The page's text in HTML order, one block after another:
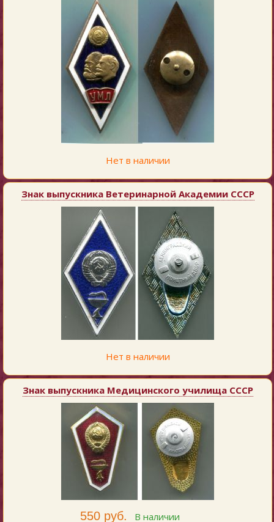
Нет в наличии
Знак выпускника Ветеринарной Академии СССР
Нет в наличии
Знак выпускника Медицинского училища СССР
550 руб. В наличии